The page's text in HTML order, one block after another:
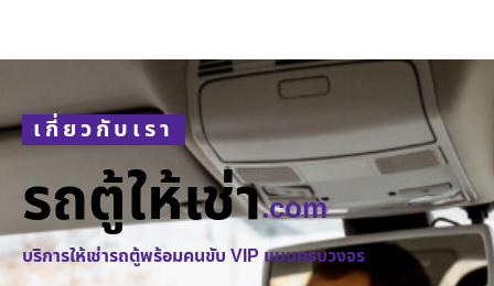
เกี่ยวกับเรา
รถตู้ให้เช่า.com
บริการให้เช่ารถตู้พร้อมคนขับ VIP แบบครบวงจร